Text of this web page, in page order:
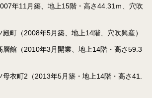
年11月築、地上15階・高さ44.31ｍ、穴吹
町（2008年5月築、地上14階、穴吹興産）
層館（2010年3月開業、地上14階・高さ59.3
母衣町2（2013年5月築・地上14階・高さ41.